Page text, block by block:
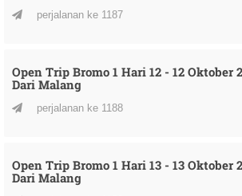
perjalanan ke 1187
Open Trip Bromo 1 Hari 12 - 12 Oktober
Dari Malang
perjalanan ke 1188
Open Trip Bromo 1 Hari 13 - 13 Oktober
Dari Malang